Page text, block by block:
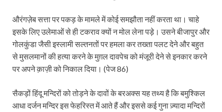
औरंगज़ेब सत्ता पर पकड़ के मामले में कोई समझौता नहीं करता था। चाहे
इसके लिए उलेमाओं से ही टकराव क्यों न मोल लेना पड़े। उसने बीजापुर और
गोलकुंडा जैसी इस्लामी सल्तनतों पर हमला कर तख्ता पलट देने और बहुत
से मुसलमानों की हत्या करने के मुग़ल दावपेच को मंजूरी देने से इनकार करने
पर अपने क़ाज़ी को निकाल दिया। (पेज 86)
सैकड़ों हिंदू मन्दिरों को तोड़ने के दावों के बरअक्स यह तथ्य है कि बमुश्किल
आधा दर्जन मन्दिर इस फेहरिस्त में आते हैं और इससे कई गुना ज़्यादा मन्दिरों